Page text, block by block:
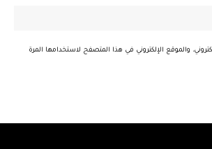
والموقع الإلكتروني في هذا المتصفح لاستخدامها المرة